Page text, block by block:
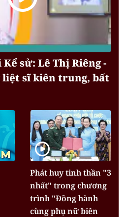
sử: Lê Thị Riêng -
liệt sĩ kiên trung, bất
Phát huy tinh thần "3
nhất" trong chương
trình "Đồng hành
cùng phụ nữ biên